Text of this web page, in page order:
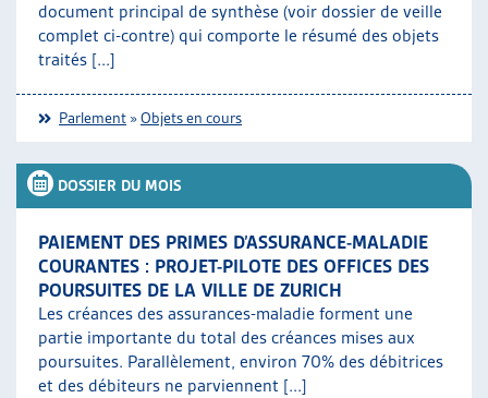
document principal de synthèse (voir dossier de veille
complet ci-contre) qui comporte le résumé des objets
traités [...]
Parlement »Objets en cours
DOSSIER DU MOIS
PAIEMENT DES PRIMES D’ASSURANCE-MALADIE
COURANTES : PROJET-PILOTE DES OFFICES DES
POURSUITES DE LA VILLE DE ZURICH
Les créances des assurances-maladie forment une
partie importante du total des créances mises aux
poursuites. Parallèlement, environ 70% des débitrices
et des débiteurs ne parviennent [...]